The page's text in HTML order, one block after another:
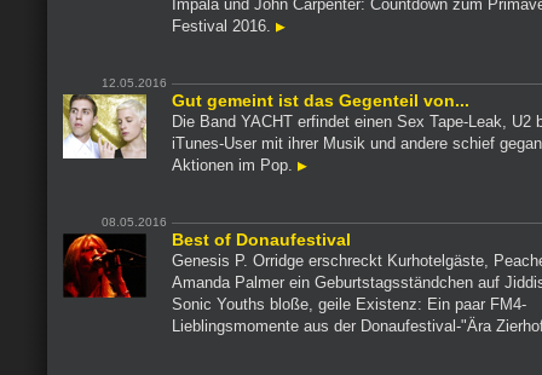
Impala und John Carpenter: Countdown zum
Festival 2016.
12.05.2016
Gut gemeint ist das Gegenteil von...
Die Band YACHT erfindet einen Sex Tape-Leak, U2
iTunes-User mit ihrer Musik und andere schief
Aktionen im Pop.
08.05.2016
Best of Donaufestival
Genesis P. Orridge erschreckt Kurhotelgäste,
Amanda Palmer ein Geburtstagsständchen auf
Sonic Youths bloße, geile Existenz: Ein paar FM4-
Lieblingsmomente aus der Donaufestival-"Ära